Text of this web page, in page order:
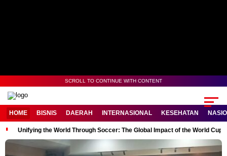
SCROLL TO CONTINUE WITH CONTENT
HOME BISNIS DAERAH INTERNASIONAL KESEHATAN
Unifying the World Through Soccer: The Global Impact of the World Cup